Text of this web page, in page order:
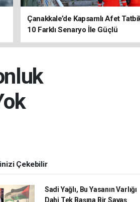
Çanakkale’de Kapsamlı Afet
10 Farklı Senaryo İle Güçlü
Koordinasyon
Çekebilir
Sadi Yağlı, Bu Yasanın Varlığı
Dahi Tek Başına Bir Savaş